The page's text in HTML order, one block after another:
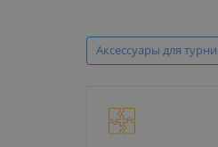
Аксессуары для